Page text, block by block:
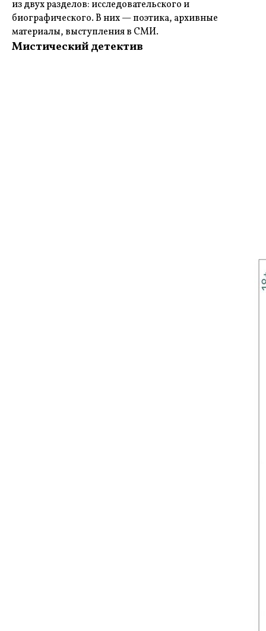
из двух разделов: исследовательского и
биографического. В них — поэтика, архивные
материалы, выступления в СМИ.
Мистический детектив